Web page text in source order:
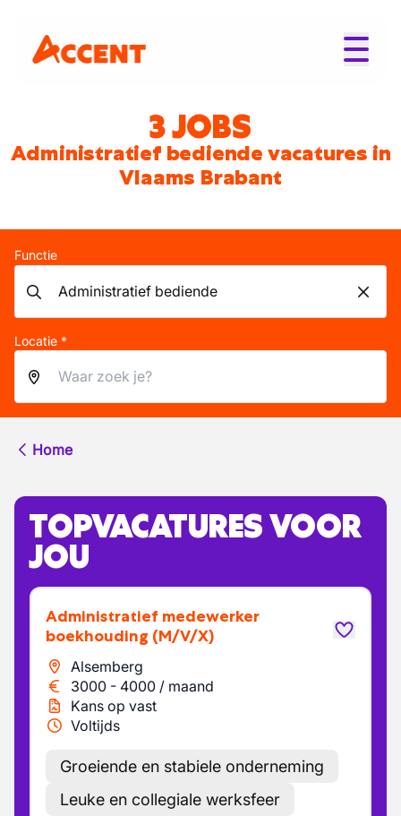
3 JOBS
Administratief bediende vacatures in
Vlaams Brabant
Functie
Locatie *
Home
TOPVACATURES VOOR
JOU
Administratief medewerker
boekhouding (M/V/X)
Alsemberg
3000 - 4000 / maand
Kans op vast
Voltijds
Groeiende en stabiele onderneming
Leuke en collegiale werksfeer